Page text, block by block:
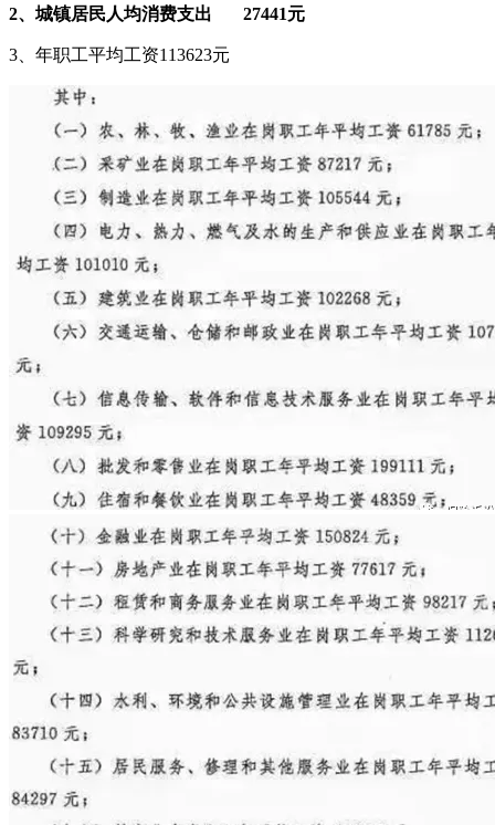
2、城镇居民人均消费支出 27441元
3、年职工平均工资113623元